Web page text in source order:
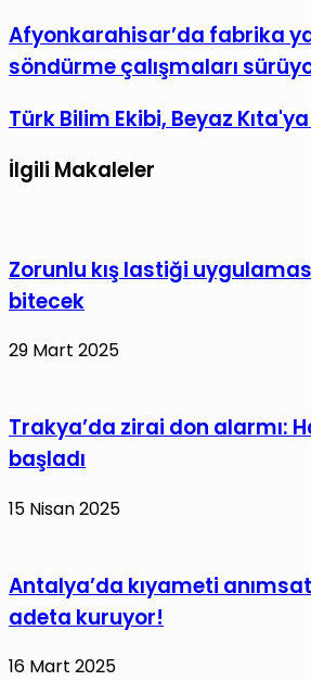
Posta
ile
Afyonkarahisar’da
fabrika
söndürme
sürüyor
Afyonkarahisar’da fabrika
söndürme çalışmaları
Türk
Ekibi,
bastı!
Türk Bilim Ekibi, Beyaz
İlgili Makaleler
Zorunlu kış lastiği
bitecek
29 Mart 2025
Trakya’da zirai don alarmı:
başladı
15 Nisan 2025
Antalya’da kıyameti
adeta kuruyor!
16 Mart 2025